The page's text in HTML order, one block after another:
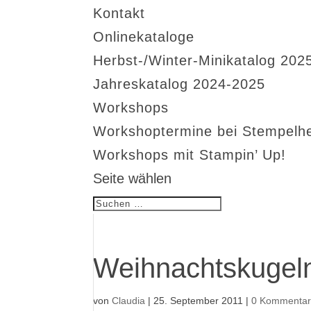
Kontakt
Onlinekataloge
Herbst-/Winter-Minikatalog
Jahreskatalog 2024-2025
Workshops
Workshoptermine bei
Workshops mit Stampin’ Up!
Seite wählen
vonClaudia | 25. September 2011 |0